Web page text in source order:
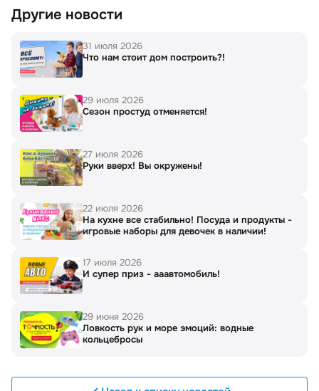
Другие новости
31 июля 2026
Что нам стоит дом построить?!
29 июля 2026
Сезон простуд отменяется!
27 июля 2026
Руки вверх! Вы окружены!
22 июля 2026
На кухне все стабильно! Посуда и продукты -
игровые наборы для девочек в наличии!
17 июля 2026
И супер приз - ааавтомобиль!
29 июня 2026
Ловкость рук и море эмоций: водные
кольцебросы